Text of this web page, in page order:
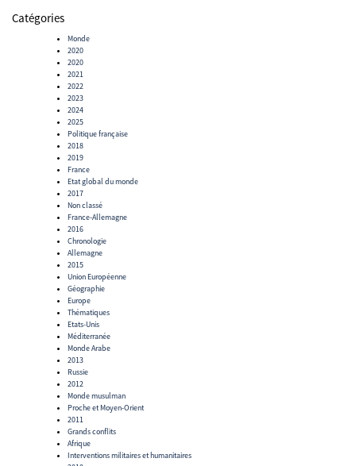
Catégories
Monde
2020
2020
2021
2022
2023
2024
2025
Politique française
2018
2019
France
Etat global du monde
2017
Non classé
France-Allemagne
2016
Chronologie
Allemagne
2015
Union Européenne
Géographie
Europe
Thématiques
Etats-Unis
Méditerranée
Monde Arabe
2013
Russie
2012
Monde musulman
Proche et Moyen-Orient
2011
Grands conflits
Afrique
Interventions militaires et humanitaires